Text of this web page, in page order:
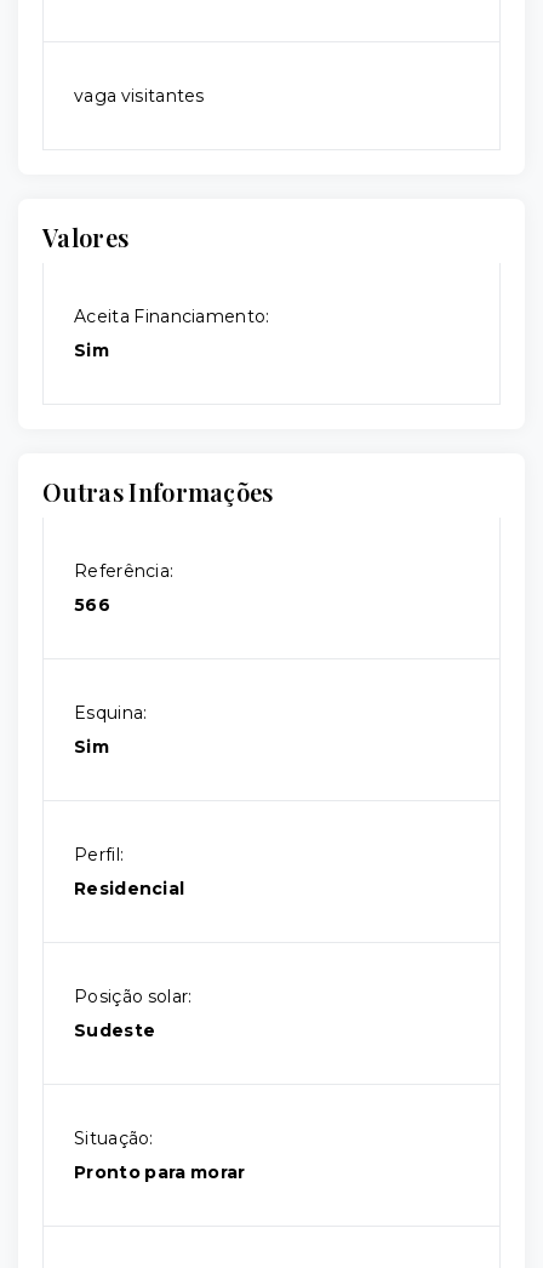
vaga visitantes
Valores
Aceita Financiamento:
Sim
Outras Informações
Referência:
566
Esquina:
Sim
Perfil:
Residencial
Posição solar:
Sudeste
Situação:
Pronto para morar